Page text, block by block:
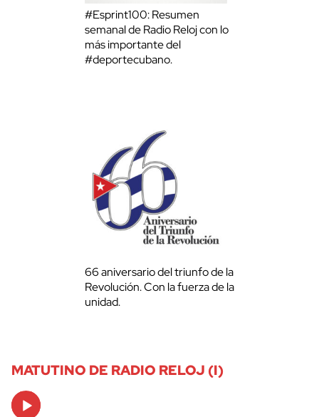
#Esprint100: Resumen
semanal de Radio Reloj con lo
más importante del
#deportecubano.
66 aniversario del triunfo de la
Revolución. Con la fuerza de la
unidad.
MATUTINO DE RADIO RELOJ (I)
Audio
Player